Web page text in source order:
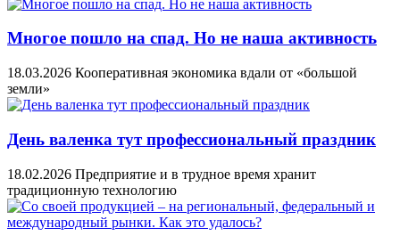
Многое пошло на спад. Но не наша активность
18.03.2026 Кооперативная экономика вдали от «большой
земли»
День валенка тут профессиональный праздник
18.02.2026 Предприятие и в трудное время хранит
традиционную технологию